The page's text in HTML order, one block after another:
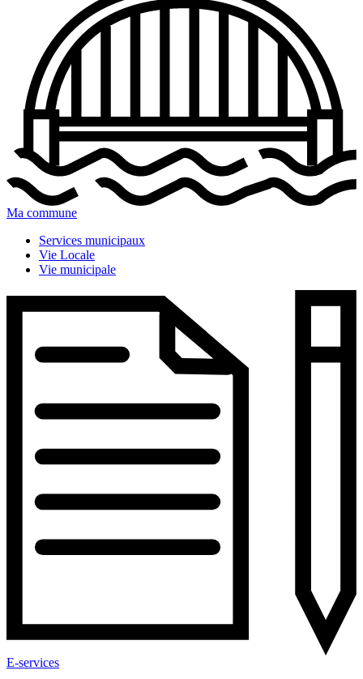
Ma commune
Services municipaux
Vie Locale
Vie municipale
E-services